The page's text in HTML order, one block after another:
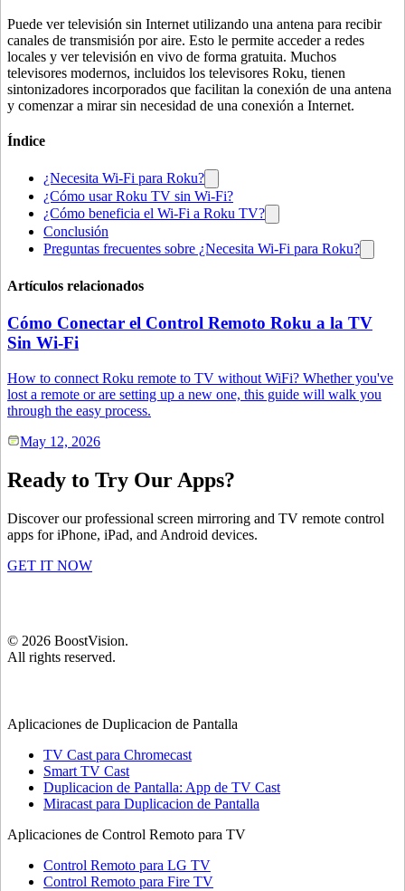
Puede ver televisión sin Internet utilizando una antena para recibir
canales de transmisión por aire. Esto le permite acceder a redes
locales y ver televisión en vivo de forma gratuita. Muchos
televisores modernos, incluidos los televisores Roku, tienen
sintonizadores incorporados que facilitan la conexión de una antena
y comenzar a mirar sin necesidad de una conexión a Internet.
Índice
¿Necesita Wi-Fi para Roku?
¿Cómo usar Roku TV sin Wi-Fi?
¿Cómo beneficia el Wi-Fi a Roku TV?
Conclusión
Preguntas frecuentes sobre ¿Necesita Wi-Fi para Roku?
Artículos relacionados
Cómo Conectar el Control Remoto Roku a la TV
Sin Wi-Fi
How to connect Roku remote to TV without WiFi? Whether you've
lost a remote or are setting up a new one, this guide will walk you
through the easy process.
May 12, 2026
Ready to Try Our Apps?
Discover our professional screen mirroring and TV remote control
apps for iPhone, iPad, and Android devices.
GET IT NOW
© 2026 BoostVision.
All rights reserved.
Aplicaciones de Duplicacion de Pantalla
TV Cast para Chromecast
Smart TV Cast
Duplicacion de Pantalla: App de TV Cast
Miracast para Duplicacion de Pantalla
Aplicaciones de Control Remoto para TV
Control Remoto para LG TV
Control Remoto para Fire TV